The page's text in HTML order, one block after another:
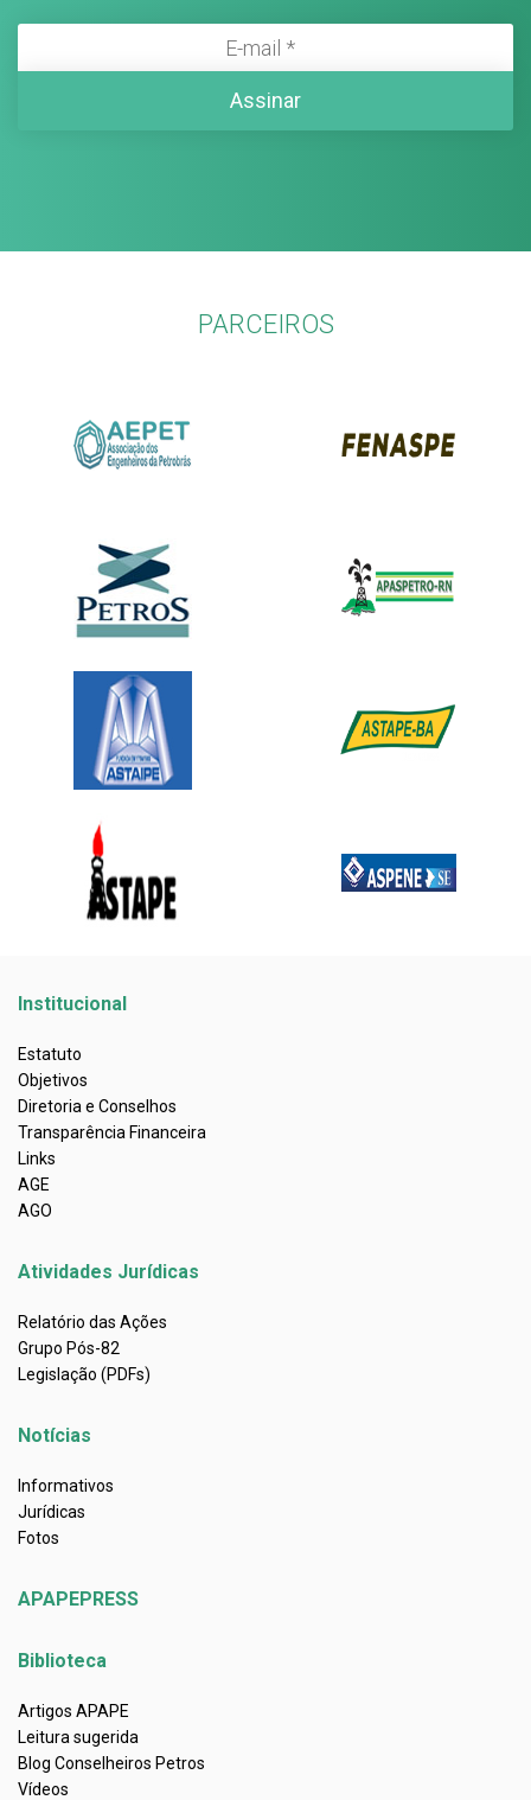
PARCEIROS
Institucional
Estatuto
Objetivos
Diretoria e Conselhos
Transparência Financeira
Links
AGE
AGO
Atividades Jurídicas
Relatório das Ações
Grupo Pós-82
Legislação (PDFs)
Notícias
Informativos
Jurídicas
Fotos
APAPEPRESS
Biblioteca
Artigos APAPE
Leitura sugerida
Blog Conselheiros Petros
Vídeos